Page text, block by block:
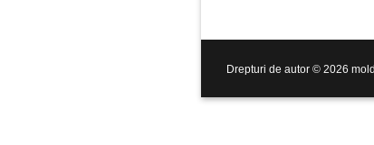
Drepturi de autor © 2026